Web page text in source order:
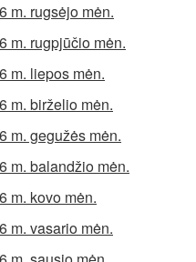
m. rugsėjo mėn.
m. rugpjūčio mėn.
m. liepos mėn.
m. birželio mėn.
m. gegužės mėn.
m. balandžio mėn.
m. kovo mėn.
m. vasario mėn.